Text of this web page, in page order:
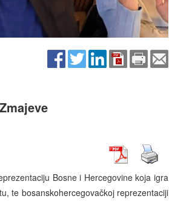
Bosne i Hercegovine koja igra
te bosanskohercegovačkoj reprezentaciji